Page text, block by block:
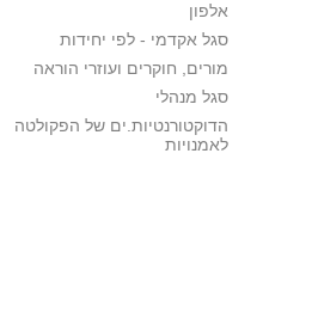
אלפון
סגל אקדמי - לפי יחידות
מורים, חוקרים ועוזרי הוראה
סגל מנהלי
הדוקטורנטיות.ים של הפקולטה
לאמנויות